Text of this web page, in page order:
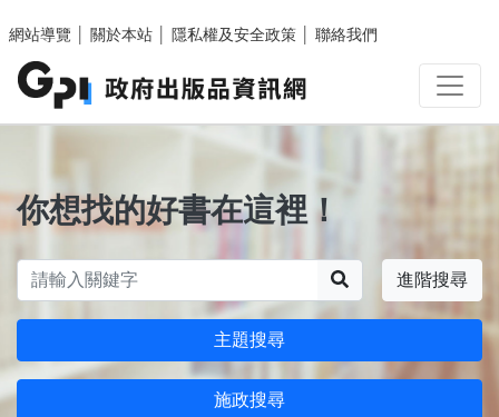
網站導覽
關於本站 隱私權及安全政策 聯絡我們
你想找的好書在這裡！
進階搜尋
主題搜尋
施政搜尋